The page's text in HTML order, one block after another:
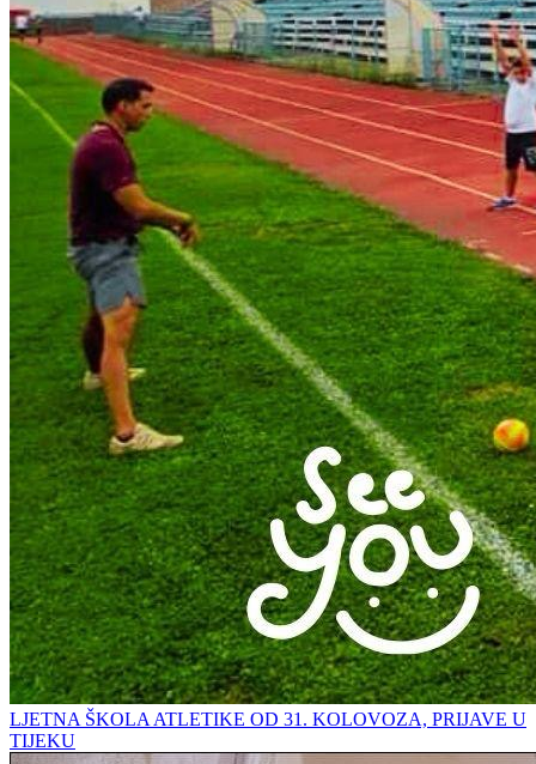
LJETNA ŠKOLA ATLETIKE OD 31. KOLOVOZA, PRIJAVE U
TIJEKU